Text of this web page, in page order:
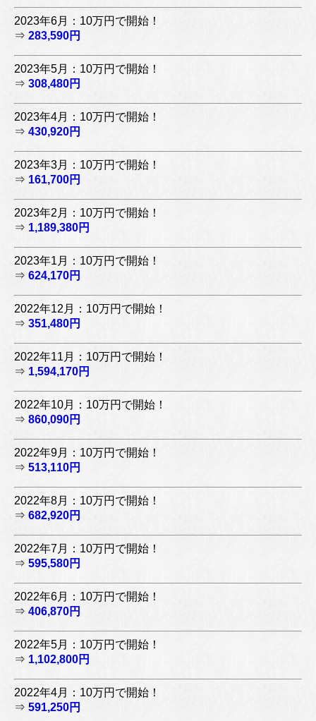
2023年6月：10万円で開始！
⇒ 283,590円
2023年5月：10万円で開始！
⇒ 308,480円
2023年4月：10万円で開始！
⇒ 430,920円
2023年3月：10万円で開始！
⇒ 161,700円
2023年2月：10万円で開始！
⇒ 1,189,380円
2023年1月：10万円で開始！
⇒ 624,170円
2022年12月：10万円で開始！
⇒ 351,480円
2022年11月：10万円で開始！
⇒ 1,594,170円
2022年10月：10万円で開始！
⇒ 860,090円
2022年9月：10万円で開始！
⇒ 513,110円
2022年8月：10万円で開始！
⇒ 682,920円
2022年7月：10万円で開始！
⇒ 595,580円
2022年6月：10万円で開始！
⇒ 406,870円
2022年5月：10万円で開始！
⇒ 1,102,800円
2022年4月：10万円で開始！
⇒ 591,250円